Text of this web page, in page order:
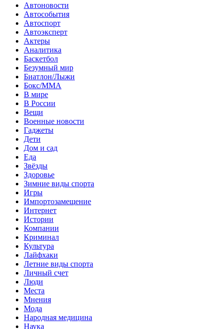
Автоновости
Автособытия
Автоспорт
Автоэксперт
Актеры
Аналитика
Баскетбол
Безумный мир
Биатлон/Лыжи
Бокс/MMA
В мире
В России
Вещи
Военные новости
Гаджеты
Дети
Дом и сад
Еда
Звёзды
Здоровье
Зимние виды спорта
Игры
Импортозамещение
Интернет
Истории
Компании
Криминал
Культура
Лайфхаки
Летние виды спорта
Личный счет
Люди
Места
Мнения
Мода
Народная медицина
Наука